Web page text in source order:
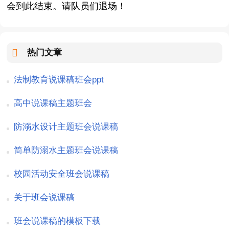
会到此结束。请队员们退场！
热门文章
法制教育说课稿班会ppt
高中说课稿主题班会
防溺水设计主题班会说课稿
简单防溺水主题班会说课稿
校园活动安全班会说课稿
关于班会说课稿
班会说课稿的模板下载